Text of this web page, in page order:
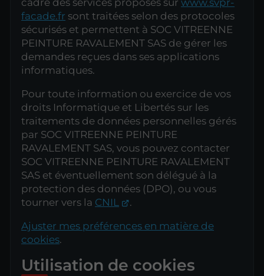
cadre des services proposés surwww.svpr-
facade.fr sont traitées selon des protocoles
sécurisés et permettent à SOC VITREENNE
PEINTURE RAVALEMENT SAS de gérer les
demandes reçues dans ses applications
informatiques.
Pour toute information ou exercice de vos
droits Informatique et Libertés sur les
traitements de données personnelles gérés
par SOC VITREENNE PEINTURE
RAVALEMENT SAS, vous pouvez contacter
SOC VITREENNE PEINTURE RAVALEMENT
SAS et éventuellement son délégué à la
protection des données (DPO), ou vous
tourner vers la CNIL
.
Ajuster mes préférences en matière de
cookies.
Utilisation de cookies